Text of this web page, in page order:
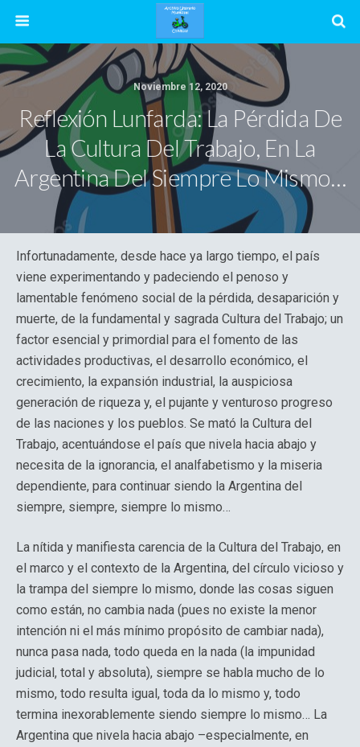
Noviembre 12, 2020
Reflexión Lunfarda: La Pérdida De
La Cultura Del Trabajo, En La
Argentina Del Siempre Lo Mismo…
Infortunadamente, desde hace ya largo tiempo, el país
viene experimentando y padeciendo el penoso y
lamentable fenómeno social de la pérdida, desaparición y
muerte, de la fundamental y sagrada Cultura del Trabajo; un
factor esencial y primordial para el fomento de las
actividades productivas, el desarrollo económico, el
crecimiento, la expansión industrial, la auspiciosa
generación de riqueza y, el pujante y venturoso progreso
de las naciones y los pueblos. Se mató la Cultura del
Trabajo, acentuándose el país que nivela hacia abajo y
necesita de la ignorancia, el analfabetismo y la miseria
dependiente, para continuar siendo la Argentina del
siempre, siempre, siempre lo mismo…
La nítida y manifiesta carencia de la Cultura del Trabajo, en
el marco y el contexto de la Argentina, del círculo vicioso y
la trampa del siempre lo mismo, donde las cosas siguen
como están, no cambia nada (pues no existe la menor
intención ni el más mínimo propósito de cambiar nada),
nunca pasa nada, todo queda en la nada (la impunidad
judicial, total y absoluta), siempre se habla mucho de lo
mismo, todo resulta igual, toda da lo mismo y, todo
termina inexorablemente siendo siempre lo mismo… La
Argentina que nivela hacia abajo –especialmente, en